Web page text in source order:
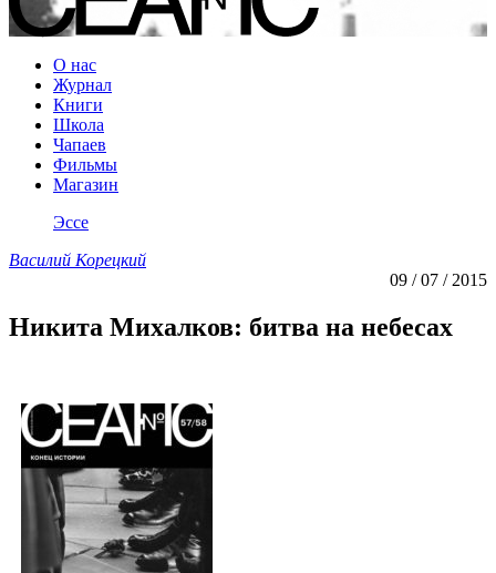
О нас
Журнал
Книги
Школа
Чапаев
Фильмы
Магазин
Эссе
Василий Корецкий
09 / 07 / 2015
Никита Михалков: битва на небесах